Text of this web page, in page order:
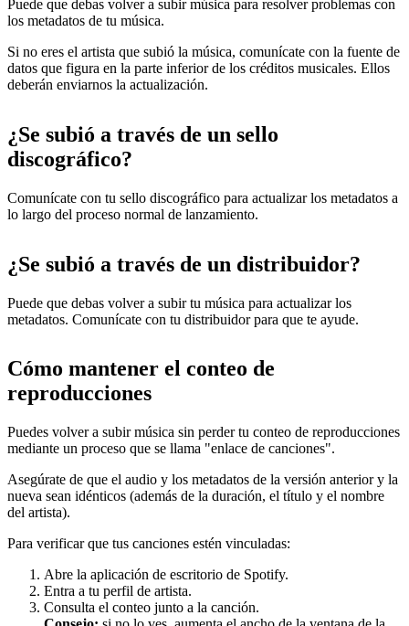
Puede que debas volver a subir música para resolver problemas con
los metadatos de tu música.
Si no eres el artista que subió la música, comunícate con la fuente de
datos que figura en la parte inferior de los créditos musicales. Ellos
deberán enviarnos la actualización.
¿Se subió a través de un sello
discográfico?
Comunícate con tu sello discográfico para actualizar los metadatos a
lo largo del proceso normal de lanzamiento.
¿Se subió a través de un distribuidor?
Puede que debas volver a subir tu música para actualizar los
metadatos. Comunícate con tu distribuidor para que te ayude.
Cómo mantener el conteo de
reproducciones
Puedes volver a subir música sin perder tu conteo de reproducciones
mediante un proceso que se llama "enlace de canciones".
Asegúrate de que el audio y los metadatos de la versión anterior y la
nueva sean idénticos (además de la duración, el título y el nombre
del artista).
Para verificar que tus canciones estén vinculadas:
Abre la aplicación de escritorio de Spotify.
Entra a tu perfil de artista.
Consulta el conteo junto a la canción.